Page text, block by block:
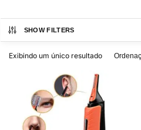
SHOW FILTERS
Exibindo um único resultado